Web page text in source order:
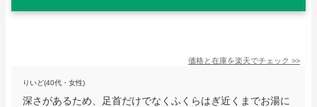
価格と在庫を楽天でチェック >>
りいど(40代・女性)
深さがあるため、足首だけでなくふくらはぎ近くまでお湯に